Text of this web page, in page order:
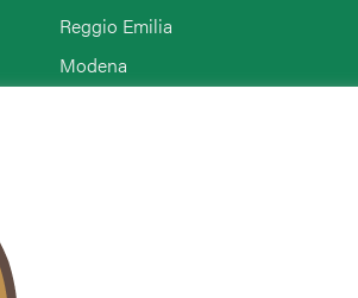
Reggio Emilia
Modena